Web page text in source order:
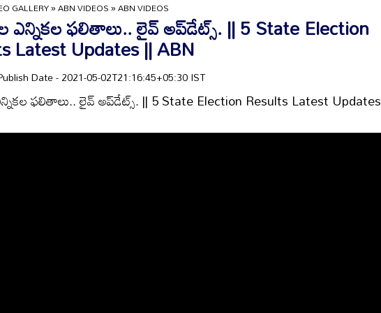
GALLERY»ABN VIDEOS»ABN VIDEOS
ఎన్నికల ఫలితాలు.. లైవ్ అప్‌డేట్స్. || 5 State Election
Latest Updates || ABN
Date - 2021-05-02T21:16:45+05:30 IST
ఫలితాలు.. లైవ్ అప్‌డేట్స్. || 5 State Election Results Latest Updates